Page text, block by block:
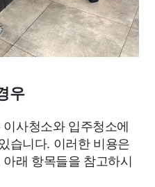
우
사청소와 입주청소에
습니다. 이러한 비용은
래 항목들을 참고하시